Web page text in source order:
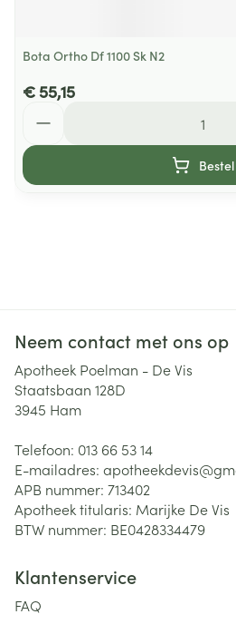
Bota Ortho Df 1100 Sk N2
€ 55,15
Bestel
Neem contact met ons op
Apotheek Poelman - De Vis
Staatsbaan 128D
3945 Ham
Telefoon: 013 66 53 14
E-mailadres: apotheekdevis@
APB nummer: 713402
Apotheek titularis: Marijke De Vis
BTW nummer: BE0428334479
Klantenservice
FAQ